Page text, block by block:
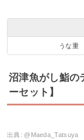
うな重
沼津魚がし鮨の
ーセット】
出典: @Maeda_Tatsuya